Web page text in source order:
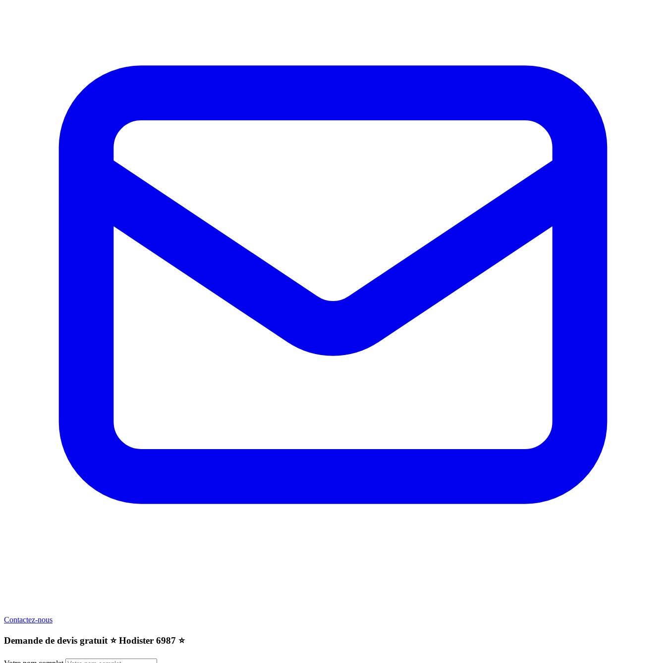
Contactez-nous
Demande de devis gratuit ⭐️ Hodister 6987 ⭐️